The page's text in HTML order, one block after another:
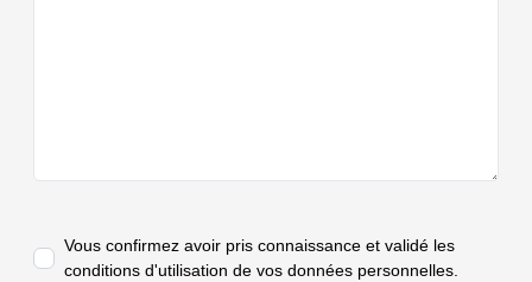
Vous confirmez avoir pris connaissance et validé les
conditions d'utilisation de vos données personnelles.